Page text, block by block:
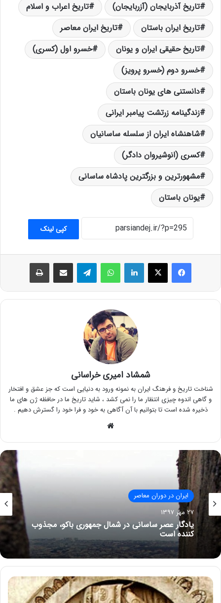
تاریخ آذربایجان (آزربایجان)
تاریخ اعراب و اسلام
تاریخ ایران باستان
تاریخ ایران معاصر
تاریخ حقیقی ایران و یونان
خسرو اول (کسری)
خسرو دوم (خسرو پرویز)
دانستنی های یونان باستان
زندگینامه زرتشت پیامبر ایرانی
شاهنشاه ایران از سلسله ساسانیان
کسری (انوشیروان دادگر)
مشهورترین و بزرگترین پادشاه ساسانی
یونان باستان
کپی لینک
فیس بوک X لینکدین واتس آپ تلگرام اشتراک گذاری از طریق ایمیل چاپ
شمشاد امیری خراسانی
شناخت تاریخ و فرهنگ ایران به نمونه ورود به دنیایی است که جز عشق و افتخار
و گاهی اندوه چیزی انتظار ما را نمی کشد ، شاید تاریخ ما در حافظه ژن های ما
ذخیره شده است تا بتوانیم با آن آگاهی به خود و فرا خود را گسترش دهیم .
حکومت ساسانیان
۵ بهمن ۱۳۹۶
ساسانیان از آغاز تا پایان – مهارت ها (تاریخچه
حکومت ساسانیان)